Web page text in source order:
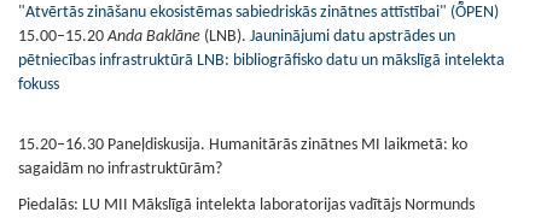
"Atvērtās zināšanu ekosistēmas sabiedriskās zinātnes attīstībai" (ȬPEN)
15.00–15.20Anda Baklāne (LNB). Jauninājumi datu apstrādes un
pētniecības infrastruktūrā LNB: bibliogrāfisko datu un mākslīgā intelekta
fokuss
15.20–16.30 Paneļdiskusija. Humanitārās zinātnes MI laikmetā: ko
sagaidām no infrastruktūrām?
Piedalās: LU MII Mākslīgā intelekta laboratorijas vadītājs Normunds